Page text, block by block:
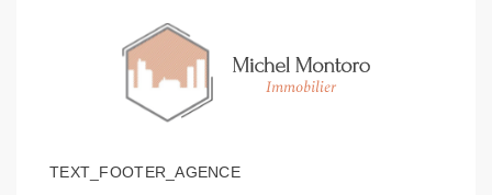
TEXT_FOOTER_AGENCE